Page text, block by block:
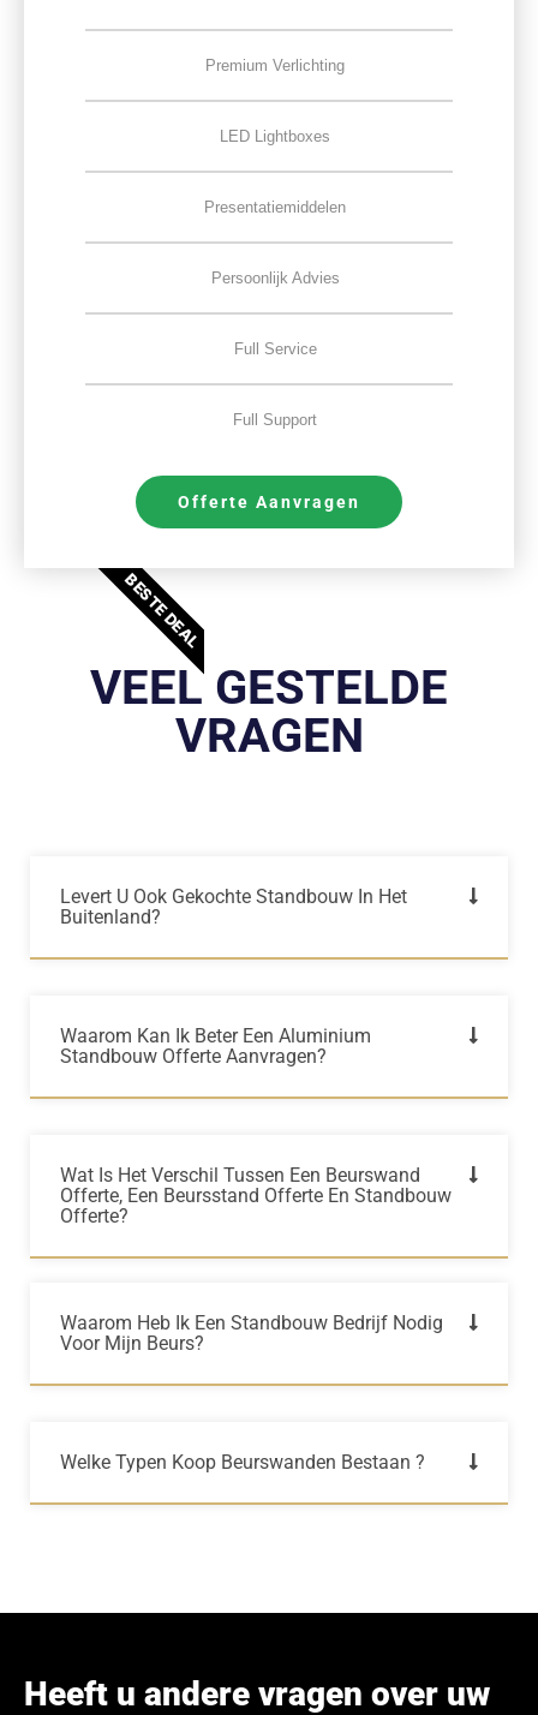
Premium Verlichting
LED Lightboxes
Presentatiemiddelen
Persoonlijk Advies
Full Service
Full Support
Offerte Aanvragen
BESTE DEAL
VEEL GESTELDE
VRAGEN
Levert U Ook Gekochte Standbouw In Het
Buitenland?
Waarom Kan Ik Beter Een Aluminium
Standbouw Offerte Aanvragen?
Wat Is Het Verschil Tussen Een Beurswand
Offerte, Een Beursstand Offerte En Standbouw
Offerte?
Waarom Heb Ik Een Standbouw Bedrijf Nodig
Voor Mijn Beurs?
Welke Typen Koop Beurswanden Bestaan ?
Heeft u andere vragen over uw